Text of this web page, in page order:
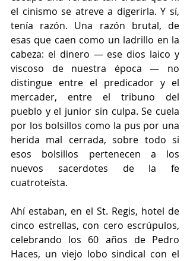
el cinismo se atreve a digerirla. Y sí,
tenía razón. Una razón brutal, de
esas que caen como un ladrillo en la
cabeza: el dinero — ese dios laico y
viscoso de nuestra época — no
distingue entre el predicador y el
mercader, entre el tribuno del
pueblo y el junior sin culpa. Se cuela
por los bolsillos como la pus por una
herida mal cerrada, sobre todo si
esos bolsillos pertenecen a los
nuevos sacerdotes de la fe
cuatroteísta.
Ahí estaban, en el St. Regis, hotel de
cinco estrellas, con cero escrúpulos,
celebrando los 60 años de Pedro
Haces, un viejo lobo sindical con el